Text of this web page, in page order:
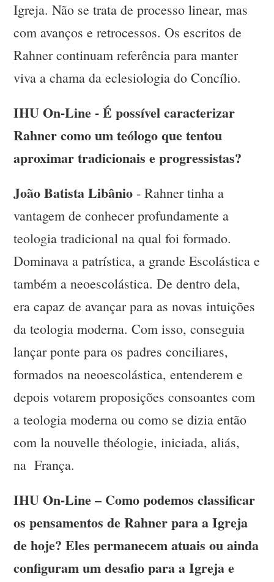
Igreja. Não se trata de processo linear, mas
com avanços e retrocessos. Os escritos de
Rahner continuam referência para manter
viva a chama da eclesiologia do Concílio.
IHU On-Line - É possível caracterizar
Rahner como um teólogo que tentou
aproximar tradicionais e progressistas?
João Batista Libânio - Rahner tinha a
vantagem de conhecer profundamente a
teologia tradicional na qual foi formado.
Dominava a patrística, a grande Escolástica e
também a neoescolástica. De dentro dela,
era capaz de avançar para as novas intuições
da teologia moderna. Com isso, conseguia
lançar ponte para os padres conciliares,
formados na neoescolástica, entenderem e
depois votarem proposições consoantes com
a teologia moderna ou como se dizia então
com la nouvelle théologie, iniciada, aliás,
na França.
IHU On-Line – Como podemos classificar
os pensamentos de Rahner para a Igreja
de hoje? Eles permanecem atuais ou ainda
configuram um desafio para a Igreja e